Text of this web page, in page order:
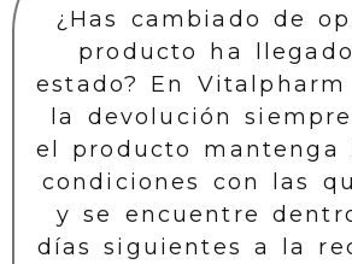
¿Has cambiado de
producto ha
estado? En
la devolución
el producto mantenga
condiciones con las
y se encuentre
días siguientes a la